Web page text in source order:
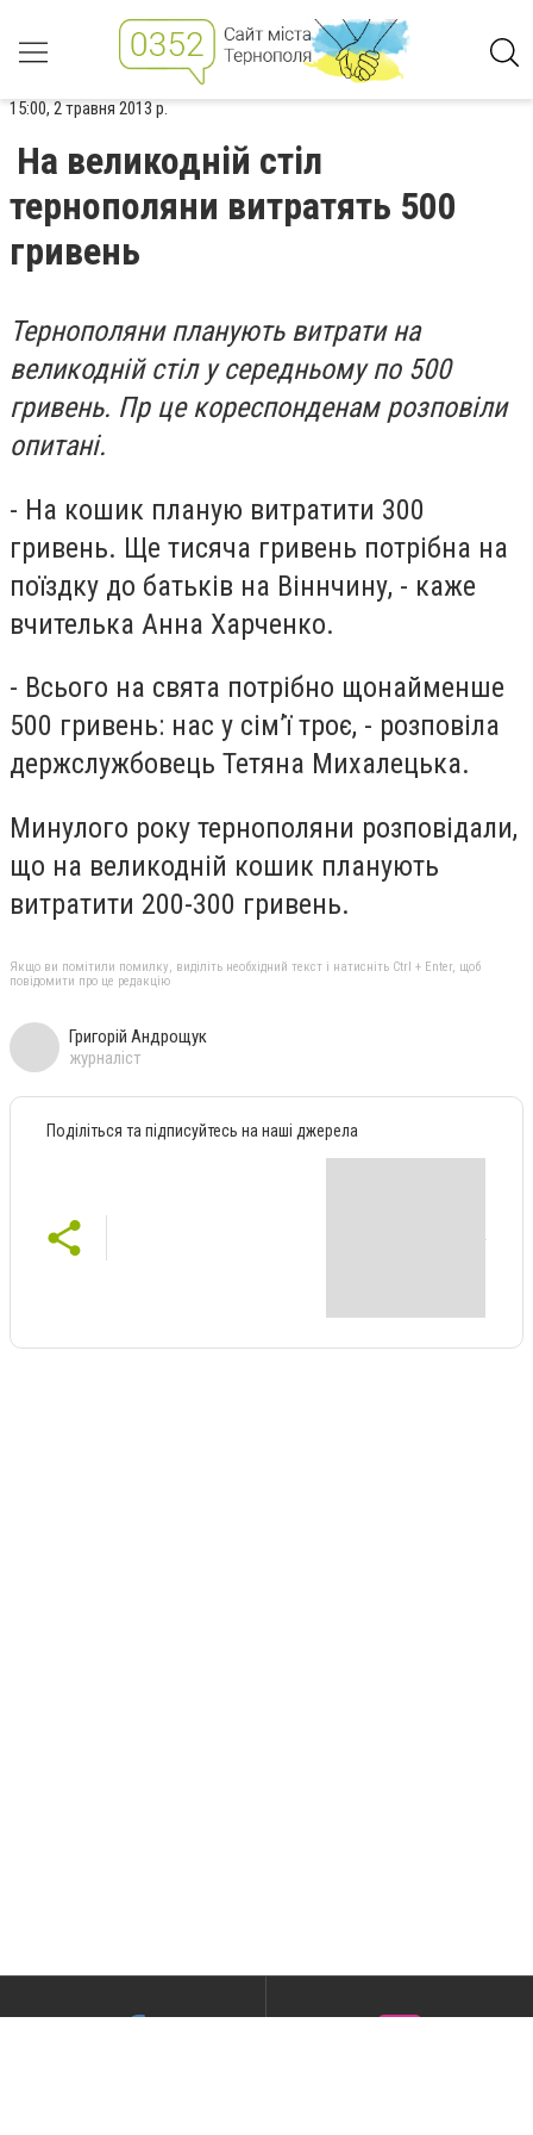
15:00, 2 травня 2013 р.
На великодній стіл
тернополяни витратять 500
гривень
Тернополяни планують витрати на
великодній стіл у середньому по 500
гривень. Пр це кореспонденам розповіли
опитані.
- На кошик планую витратити 300
гривень. Ще тисяча гривень потрібна на
поїздку до батьків на Віннчину, - каже
вчителька Анна Харченко.
- Всього на свята потрібно щонайменше
500 гривень: нас у сім’ї троє, - розповіла
держслужбовець Тетяна Михалецька.
Минулого року тернополяни розповідали,
що на великодній кошик планують
витратити 200-300 гривень.
Якщо ви помітили помилку, виділіть необхідний текст і натисніть Ctrl + Enter, щоб
повідомити про це редакцію
Григорій Андрощук
журналіст
Поділіться та підписуйтесь на наші джерела